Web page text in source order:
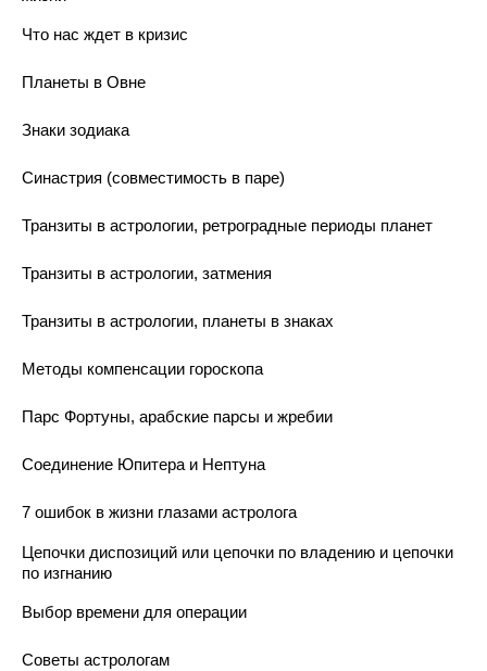
Что нас ждет в кризис
Планеты в Овне
Знаки зодиака
Синастрия (совместимость в паре)
Транзиты в астрологии, ретроградные периоды планет
Транзиты в астрологии, затмения
Транзиты в астрологии, планеты в знаках
Методы компенсации гороскопа
Парс Фортуны, арабские парсы и жребии
Соединение Юпитера и Нептуна
7 ошибок в жизни глазами астролога
Цепочки диспозиций или цепочки по владению и цепочки
по изгнанию
Выбор времени для операции
Советы астрологам